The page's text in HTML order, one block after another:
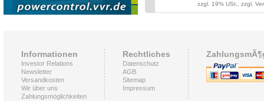
zzgl. 19% USt., zzgl.
Informationen
Investor Relations
Newsletter
Versandkosten
Wir über uns
Zahlungsmöglichkeiten
Rechtliches
Datenschutz
AGB
Sitemap
Impressum